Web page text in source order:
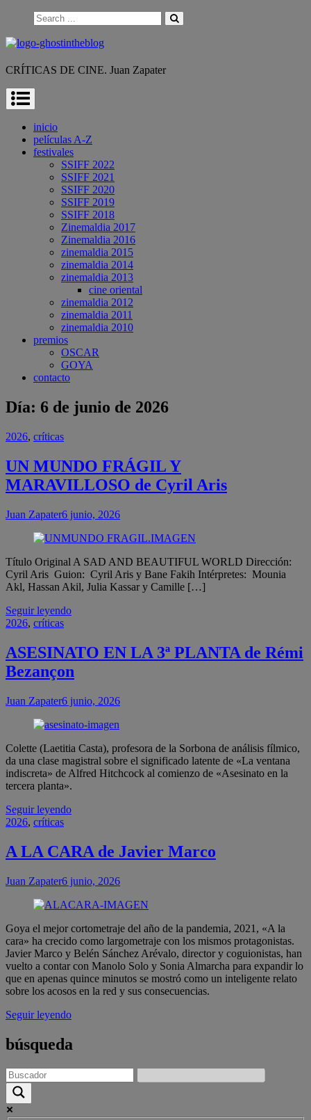
content
Search
for:
CRÍTICAS DE CINE. Juan Zapater
inicio
películas A-Z
festivales
SSIFF 2022
SSIFF 2021
SSIFF 2020
SSIFF 2019
SSIFF 2018
Zinemaldia 2017
Zinemaldia 2016
zinemaldia 2015
zinemaldia 2014
zinemaldia 2013
cine oriental
zinemaldia 2012
zinemaldia 2011
zinemaldia 2010
premios
OSCAR
GOYA
contacto
Día: 6 de junio de 2026
2026, críticas
UN MUNDO FRÁGIL Y
MARAVILLOSO de Cyril Aris
Juan Zapater6 junio, 2026
Título Original A SAD AND BEAUTIFUL WORLD Dirección:
Cyril Aris Guion: Cyril Aris y Bane Fakih Intérpretes: Mounia
Akl, Hassan Akil, Julia Kassar y Camille […]
Seguir leyendo
2026, críticas
ASESINATO EN LA 3ª PLANTA de Rémi
Bezançon
Juan Zapater6 junio, 2026
Colette (Laetitia Casta), profesora de la Sorbona de análisis fílmico,
da una clase magistral sobre el significado latente de «La ventana
indiscreta» de Alfred Hitchcock al comienzo de «Asesinato en la
tercera planta».
Seguir leyendo
2026, críticas
A LA CARA de Javier Marco
Juan Zapater6 junio, 2026
Goya el mejor cortometraje del año de la pandemia, 2021, «A la
cara» ha crecido como largometraje con los mismos protagonistas.
Javier Marco y Belén Sánchez Arévalo, director y coguionistas, han
vuelto a contar con Manolo Solo y Sonia Almarcha para expandir lo
que en apenas quince minutos se mostró como un inteligente relato
sobre los acosos en la red y sus consecuencias.
Seguir leyendo
búsqueda